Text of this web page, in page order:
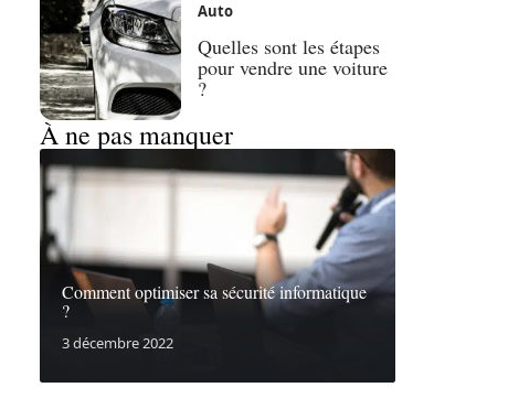
Auto
Quelles sont les étapes
pour vendre une voiture
?
À ne pas manquer
Comment optimiser sa sécurité informatique
?
3 décembre 2022